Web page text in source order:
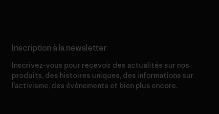
Inscription à la newsletter
Inscrivez-vous pour recevoir des actualités sur nos
produits, des histoires uniques, des informations sur
l’activisme, des événements et bien plus encore.